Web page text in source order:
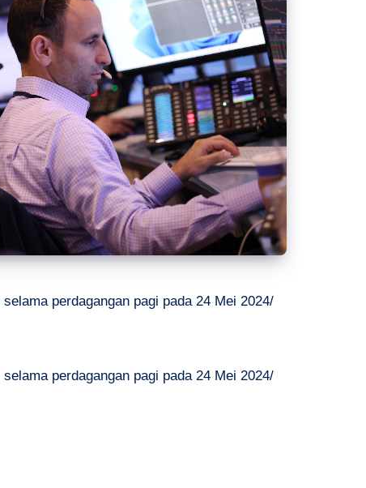
perdagangan pagi pada 24 Mei 2024/
perdagangan pagi pada 24 Mei 2024/